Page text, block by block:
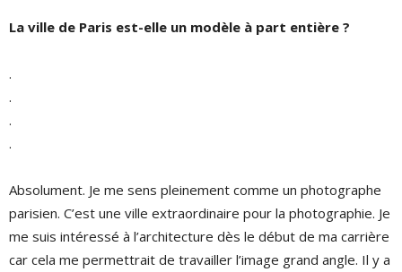
La ville de Paris est-elle un modèle à part entière ?
.
.
.
.
Absolument. Je me sens pleinement comme un photographe
parisien. C’est une ville extraordinaire pour la photographie. Je
me suis intéressé à l’architecture dès le début de ma carrière
car cela me permettrait de travailler l’image grand angle. Il y a